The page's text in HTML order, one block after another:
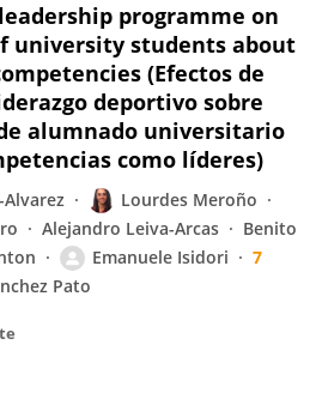
programme on
university students about
(Efectos de
deportivo sobre
alumnado universitario
como líderes)
Alvarez
Lourdes Meroño
Alejandro Leiva-Arcas
Benito
Emanuele Isidori
7
Pato